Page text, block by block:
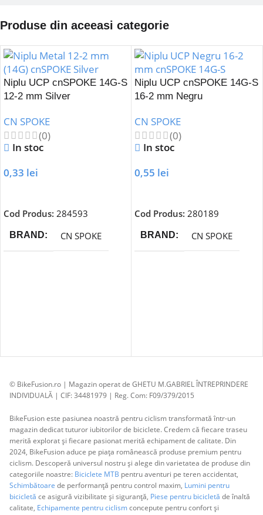
Produse din aceeasi categorie
Niplu UCP cnSPOKE 14G-S
12-2 mm Silver
CN SPOKE
(0)
In stoc
0,33 lei
Cod Produs: 284593
BRAND CN SPOKE
Niplu UCP cnSPOKE 14G-S
16-2 mm Negru
CN SPOKE
(0)
In stoc
0,55 lei
Cod Produs: 280189
BRAND CN SPOKE
© BikeFusion.ro | Magazin operat de GHETU M.GABRIEL ÎNTREPRINDERE
INDIVIDUALĂ | CIF: 34481979 | Reg. Com: F09/379/2015
BikeFusion este pasiunea noastră pentru ciclism transformată într-un
magazin dedicat tuturor iubitorilor de biciclete. Credem că fiecare traseu
merită explorat și fiecare pasionat merită echipament de calitate. Din
2024, BikeFusion aduce pe piața românească produse premium pentru
ciclism. Descoperă universul nostru și alege din varietatea de produse din
categoriile noastre: Biciclete MTB pentru aventuri pe teren accidentat,
Schimbătoare de performanță pentru control maxim, Lumini pentru
bicicletă ce asigură vizibilitate și siguranță, Piese pentru bicicletă de înaltă
calitate, Echipamente pentru ciclismconcepute pentru confort și